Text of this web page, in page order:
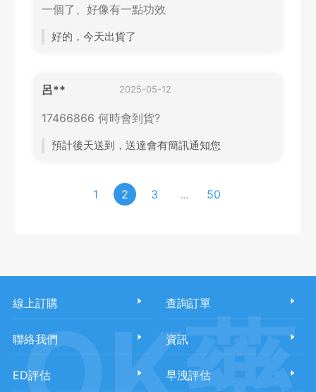
一個了、好像有一點功效
好的，今天出貨了
呂** 2025-05-12
17466866 何時會到貨?
預計後天送到，送達會有簡訊通知您
1 2 3 ... 50
線上訂購 查詢訂單
聯絡我們 資訊
ED評估 早洩評估